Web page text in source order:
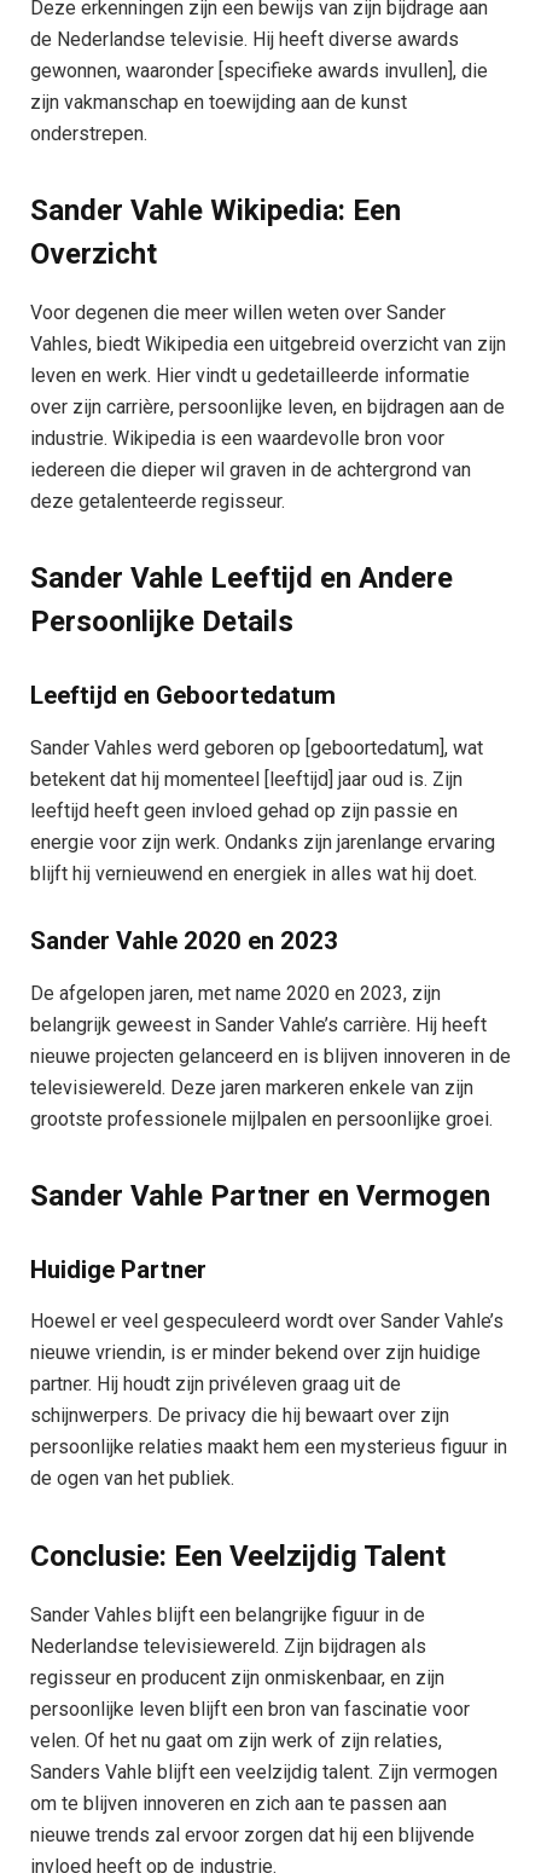
Deze erkenningen zijn een bewijs van zijn bijdrage aan
de Nederlandse televisie. Hij heeft diverse awards
gewonnen, waaronder [specifieke awards invullen], die
zijn vakmanschap en toewijding aan de kunst
onderstrepen.
Sander Vahle Wikipedia: Een
Overzicht
Voor degenen die meer willen weten over Sander
Vahles, biedt Wikipedia een uitgebreid overzicht van zijn
leven en werk. Hier vindt u gedetailleerde informatie
over zijn carrière, persoonlijke leven, en bijdragen aan de
industrie. Wikipedia is een waardevolle bron voor
iedereen die dieper wil graven in de achtergrond van
deze getalenteerde regisseur.
Sander Vahle Leeftijd en Andere
Persoonlijke Details
Leeftijd en Geboortedatum
Sander Vahles werd geboren op [geboortedatum], wat
betekent dat hij momenteel [leeftijd] jaar oud is. Zijn
leeftijd heeft geen invloed gehad op zijn passie en
energie voor zijn werk. Ondanks zijn jarenlange ervaring
blijft hij vernieuwend en energiek in alles wat hij doet.
Sander Vahle 2020 en 2023
De afgelopen jaren, met name 2020 en 2023, zijn
belangrijk geweest in Sander Vahle’s carrière. Hij heeft
nieuwe projecten gelanceerd en is blijven innoveren in de
televisiewereld. Deze jaren markeren enkele van zijn
grootste professionele mijlpalen en persoonlijke groei.
Sander Vahle Partner en Vermogen
Huidige Partner
Hoewel er veel gespeculeerd wordt over Sander Vahle’s
nieuwe vriendin, is er minder bekend over zijn huidige
partner. Hij houdt zijn privéleven graag uit de
schijnwerpers. De privacy die hij bewaart over zijn
persoonlijke relaties maakt hem een mysterieus figuur in
de ogen van het publiek.
Conclusie: Een Veelzijdig Talent
Sander Vahles blijft een belangrijke figuur in de
Nederlandse televisiewereld. Zijn bijdragen als
regisseur en producent zijn onmiskenbaar, en zijn
persoonlijke leven blijft een bron van fascinatie voor
velen. Of het nu gaat om zijn werk of zijn relaties,
Sanders Vahle blijft een veelzijdig talent. Zijn vermogen
om te blijven innoveren en zich aan te passen aan
nieuwe trends zal ervoor zorgen dat hij een blijvende
invloed heeft op de industrie.